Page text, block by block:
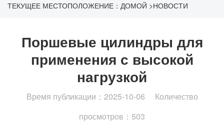
ТЕКУЩЕЕ МЕСТОПОЛОЖЕНИЕ： ДОМОЙ >НОВОСТИ
ПРИМЕНЕНИЯ С ВЫСОКОЙ НАГРУЗКОЙ
Поршевые цилиндры для
применения с высокой
нагрузкой
Время публикации：2025-10-06 Количество
просмотров：503